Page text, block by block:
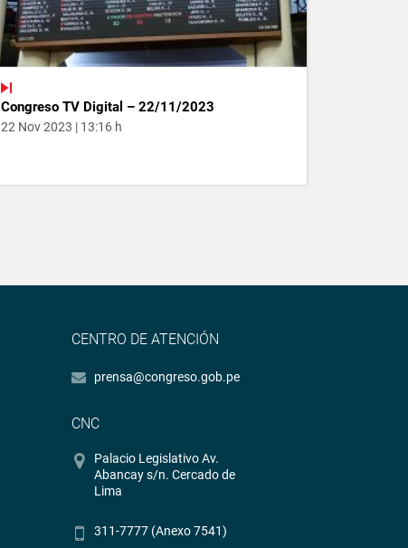
Congreso TV Digital – 22/11/2023
22 Nov 2023 | 13:16 h
CENTRO DE ATENCIÓN
prensa@congreso.gob.pe
CNC
Palacio Legislativo Av.
Abancay s/n. Cercado de
Lima
311-7777 (Anexo 7541)